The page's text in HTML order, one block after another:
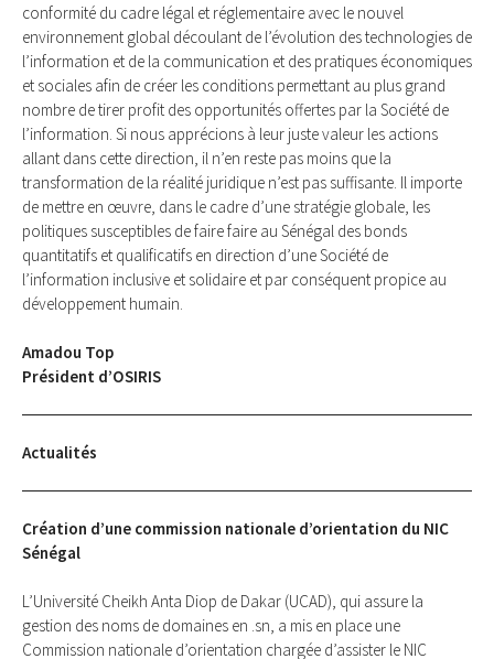
conformité du cadre légal et réglementaire avec le nouvel
environnement global découlant de l’évolution des technologies de
l’information et de la communication et des pratiques économiques
et sociales afin de créer les conditions permettant au plus grand
nombre de tirer profit des opportunités offertes par la Société de
l’information. Si nous apprécions à leur juste valeur les actions
allant dans cette direction, il n’en reste pas moins que la
transformation de la réalité juridique n’est pas suffisante. Il importe
de mettre en œuvre, dans le cadre d’une stratégie globale, les
politiques susceptibles de faire faire au Sénégal des bonds
quantitatifs et qualificatifs en direction d’une Société de
l’information inclusive et solidaire et par conséquent propice au
développement humain.
Amadou Top
Président d’OSIRIS
Actualités
Création d’une commission nationale d’orientation du NIC
Sénégal
L’Université Cheikh Anta Diop de Dakar (UCAD), qui assure la
gestion des noms de domaines en .sn, a mis en place une
Commission nationale d’orientation chargée d’assister le NIC